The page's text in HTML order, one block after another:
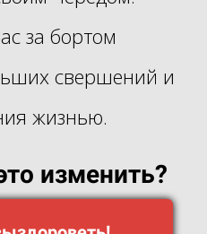
за бортом
свершений и
жизнью.
изменить?